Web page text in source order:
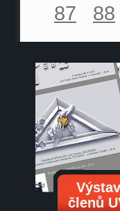
87
88
členů